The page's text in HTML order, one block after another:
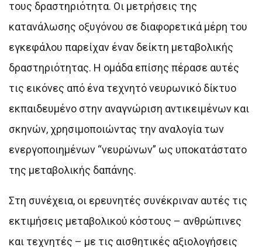
τους δραστηριότητα. Οι μετρήσεις της
κατανάλωσης οξυγόνου σε διαφορετικά μέρη του
εγκεφάλου παρείχαν έναν δείκτη μεταβολικής
δραστηριότητας. Η ομάδα επίσης πέρασε αυτές
τις εικόνες από ένα τεχνητό νευρωνικό δίκτυο
εκπαιδευμένο στην αναγνώριση αντικειμένων και
σκηνών, χρησιμοποιώντας την αναλογία των
ενεργοποιημένων “νευρώνων” ως υποκατάστατο
της μεταβολικής δαπάνης.
Στη συνέχεια, οι ερευνητές συνέκριναν αυτές τις
εκτιμήσεις μεταβολικού κόστους – ανθρώπινες
και τεχνητές – με τις αισθητικές αξιολογήσεις